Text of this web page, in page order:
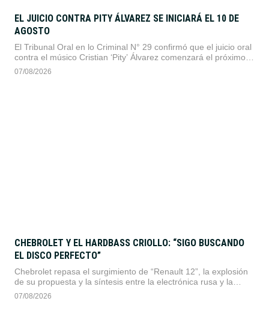
EL JUICIO CONTRA PITY ÁLVAREZ SE INICIARÁ EL 10 DE
AGOSTO
El Tribunal Oral en lo Criminal N° 29 confirmó que el juicio oral
contra el músico Cristian ‘Pity’ Álvarez comenzará el próximo
10 de agosto. La Justicia desestimó planteos sobre su salud
07/08/2026
CHEBROLET Y EL HARDBASS CRIOLLO: “SIGO BUSCANDO
EL DISCO PERFECTO”
Chebrolet repasa el surgimiento de “Renault 12”, la explosión
de su propuesta y la síntesis entre la electrónica rusa y la
cultura popular argentina. Un recorrido por sus alter egos, su
07/08/2026